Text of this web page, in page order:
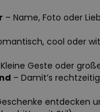
– Name, Foto oder
cool oder
Geste oder
– Damit’s
entdecken